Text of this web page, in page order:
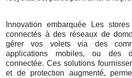
Innovation embarquée Les
connectés à des réseaux de
gérer vos volets via des
applications mobiles, ou des
connectée. Ces solutions
et de protection augmenté,